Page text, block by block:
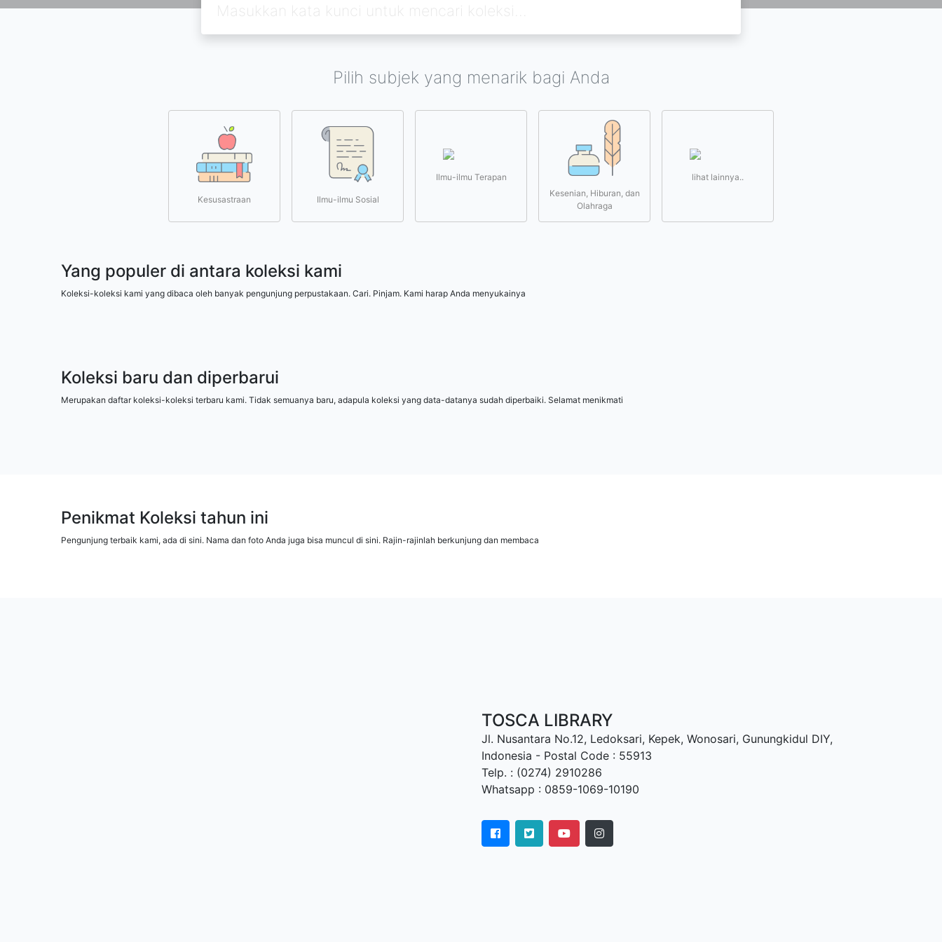
Pilih subjek yang menarik bagi Anda
Kesusastraan Ilmu-ilmu Sosial
Ilmu-ilmu Terapan
Kesenian, Hiburan, dan
Olahraga
lihat lainnya..
Yang populer di antara koleksi kami
Koleksi-koleksi kami yang dibaca oleh banyak pengunjung perpustakaan. Cari. Pinjam. Kami harap Anda menyukainya
Koleksi baru dan diperbarui
Merupakan daftar koleksi-koleksi terbaru kami. Tidak semuanya baru, adapula koleksi yang data-datanya sudah diperbaiki. Selamat menikmati
Penikmat Koleksi tahun ini
Pengunjung terbaik kami, ada di sini. Nama dan foto Anda juga bisa muncul di sini. Rajin-rajinlah berkunjung dan membaca
TOSCA LIBRARY
Jl. Nusantara No.12, Ledoksari, Kepek, Wonosari, Gunungkidul DIY,
Indonesia - Postal Code : 55913
Telp. : (0274) 2910286
Whatsapp : 0859-1069-10190